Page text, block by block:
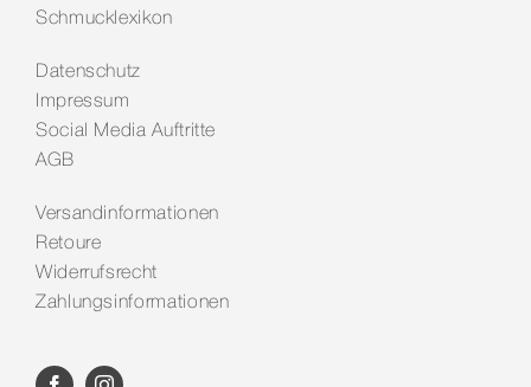
Schmucklexikon
Datenschutz
Impressum
Social Media Auftritte
AGB
Versandinformationen
Retoure
Widerrufsrecht
Zahlungsinformationen